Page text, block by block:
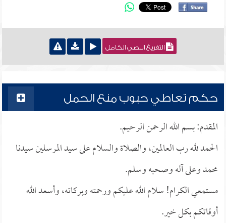
التفريغ النصي الكامل
حكم تعاطي حبوب منع الحمل
المقدم: بسم الله الرحمن الرحيم.
الحمد لله رب العالمين، والصلاة والسلام على سيد المرسلين سيدنا
محمد وعلى آله وصحبه وسلم.
مستمعي الكرام! سلام الله عليكم ورحمته وبركاته، وأسعد الله
أوقاتكم بكل خير.